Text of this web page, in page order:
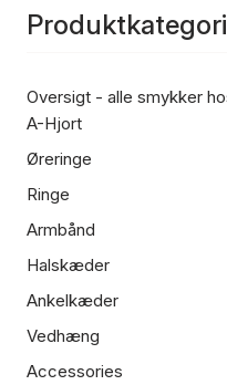
Oversigt - alle smykker
A-Hjort
Øreringe
Ringe
Armbånd
Halskæder
Ankelkæder
Vedhæng
Accessories